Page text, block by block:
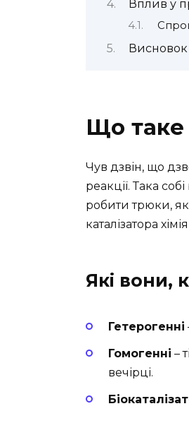
Вплив у
Висновок
Що таке
Чув дзвін, що
реакції. Така
робити трюки,
каталізатора
Які вони,
Гетерогенні
Гомогенні –
вечірці.